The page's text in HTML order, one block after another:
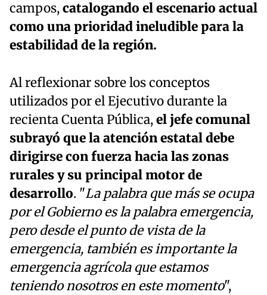
campos,catalogando el escenario actual
como una prioridad ineludible para la
estabilidad de la región.
Al reflexionar sobre los conceptos
utilizados por el Ejecutivo durante la
recienta Cuenta Pública,el jefe comunal
subrayó que la atención estatal debe
dirigirse con fuerza hacia las zonas
rurales y su principal motor de
desarrollo. "La palabra que más se ocupa
por el Gobierno es la palabra emergencia,
pero desde el punto de vista de la
emergencia, también es importante la
emergencia agrícola que estamos
teniendo nosotros en este momento",